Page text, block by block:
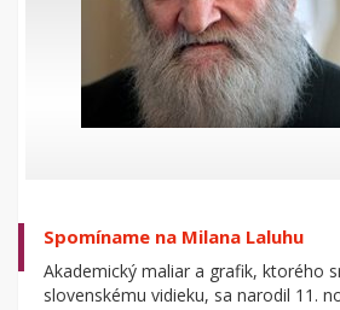
Spomíname na Milana Laluhu
Akademický maliar a grafik, ktorého
slovenskému vidieku, sa narodil 11.